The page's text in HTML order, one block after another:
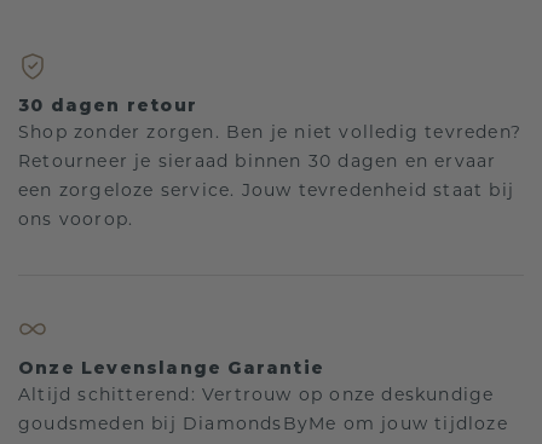
30 dagen retour
Shop zonder zorgen. Ben je niet volledig tevreden?
Retourneer je sieraad binnen 30 dagen en ervaar
een zorgeloze service. Jouw tevredenheid staat bij
ons voorop.
Onze Levenslange Garantie
Altijd schitterend: Vertrouw op onze deskundige
goudsmeden bij DiamondsByMe om jouw tijdloze